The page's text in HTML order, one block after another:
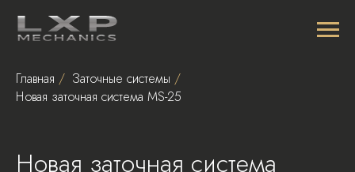
Главная / Заточные системы /
Новая заточная система MS-25
Новая заточная система